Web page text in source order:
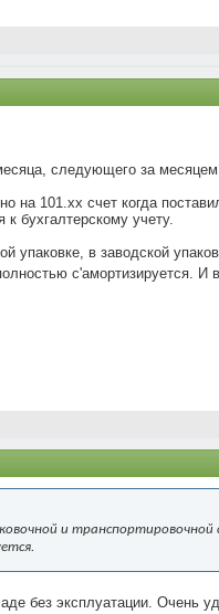
следующего за месяцем
на 101.хх счет когда
бухгалтерскому учету.
в заводской
с'амортизируется.
и
без эксплуатации. Очень